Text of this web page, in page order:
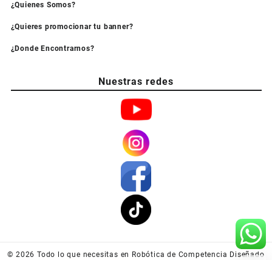
¿Quienes Somos?
¿Quieres promocionar tu banner?
¿Donde Encontrarnos?
Nuestras redes
© 2026 Todo lo que necesitas en Robótica de Competencia Diseñado